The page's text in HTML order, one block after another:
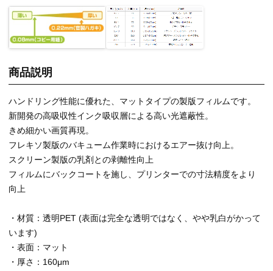
商品説明
ハンドリング性能に優れた、マットタイプの製版フィルムです。
新開発の高吸収性インク吸収層による高い光遮蔽性。
きめ細かい画質再現。
フレキソ製版のバキューム作業時におけるエアー抜け向上。
スクリーン製版の乳剤との剥離性向上
フィルムにバックコートを施し、プリンターでの寸法精度をより
向上
・材質：透明PET (表面は完全な透明ではなく、やや乳白がかって
います)
・表面：マット
・厚さ：160μm